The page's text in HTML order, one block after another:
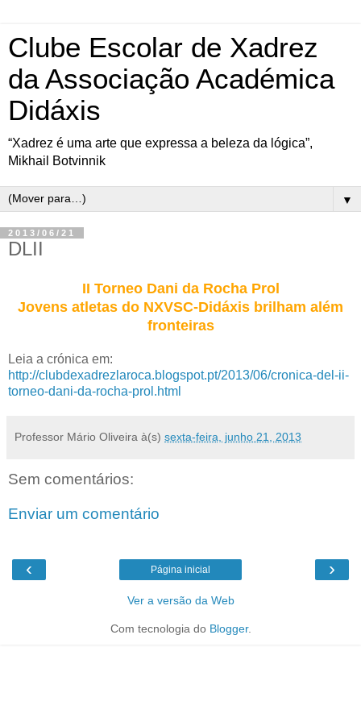
Clube Escolar de Xadrez
da Associação Académica
Didáxis
“Xadrez é uma arte que expressa a beleza da lógica”,
Mikhail Botvinnik
▼
2013/06/21
DLII
II Torneo Dani da Rocha Prol
Jovens atletas do NXVSC-Didáxis brilham além
fronteiras
Leia a crónica em:
http://clubdexadrezlaroca.blogspot.pt/2013/06/cronica-del-ii-
torneo-dani-da-rocha-prol.html
Professor Mário Oliveira à(s) sexta-feira, junho 21, 2013
Sem comentários:
Enviar um comentário
‹ ›
Página inicial
Ver a versão da Web
Com tecnologia do Blogger.